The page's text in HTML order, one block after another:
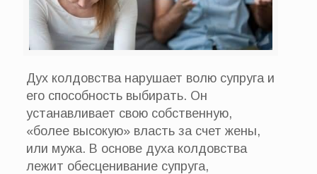
Дух колдовства нарушает волю супруга и
его способность выбирать. Он
устанавливает свою собственную,
«более высокую» власть за счет жены,
или мужа. В основе духа колдовства
лежит обесценивание супруга,